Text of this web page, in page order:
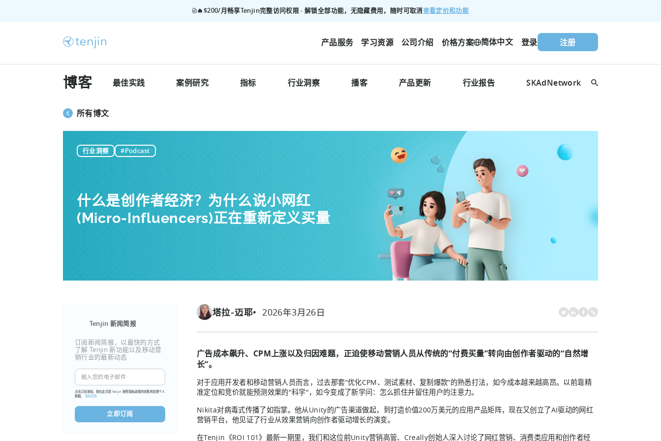
🔥$200/月畅享Tenjin完整访问权限 - 解锁全部功能，无隐藏费用，随时可取消查看定价和功能
产品服务 学习资源 公司介绍 价格方案 简体中文 登录 注册
博客 最佳实践 案例研究 指标 行业洞察 播客 产品更新 行业报告 SKAdNetwork
所有博文
行业洞察 #Podcast
什么是创作者经济？为什么说小网红
(Micro-Influencers)正在重新定义买量
Tenjin 新闻简报
订阅新闻简报，以最快的方式
了解 Tenjin 新功能以及移动营
销行业的最新动态
点击订阅按钮，我在此同意 Tenjin 按照隐私政策的收集和处理个人
数据。 隐私政策
塔拉-迈耶 2026年3月26日
广告成本飙升、CPM上涨以及归因难题，正迫使移动营销人员从传统的“付费买量”转向由创作者驱动的“自然增
长”。
对于应用开发者和移动营销人员而言，过去那套“优化CPM、测试素材、复制爆款”的熟悉打法，如今成本越来越高昂。以前靠精
准定位和竞价就能预测效果的"科学"，如今变成了新学问：怎么抓住并留住用户的注意力。
Nikita对病毒式传播了如指掌。他从Unity的广告渠道做起，到打造价值200万美元的应用产品矩阵，现在又创立了AI驱动的网红
营销平台，他见证了行业从效果营销向创作者驱动增长的演变。
在Tenjin《ROI 101》最新一期里，我们和这位前Unity营销高管、Creally创始人深入讨论了网红营销、消费类应用和创作者经